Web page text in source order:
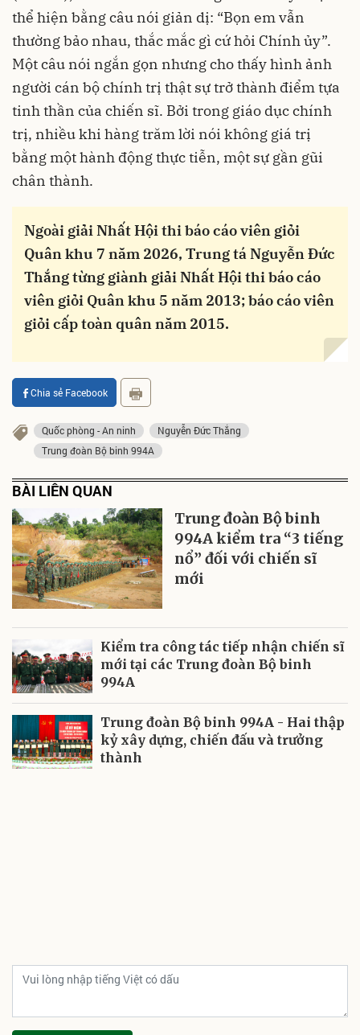
thể hiện bằng câu nói giản dị: “Bọn em vẫn
thường bảo nhau, thắc mắc gì cứ hỏi Chính ủy”.
Một câu nói ngắn gọn nhưng cho thấy hình ảnh
người cán bộ chính trị thật sự trở thành điểm tựa
tinh thần của chiến sĩ. Bởi trong giáo dục chính
trị, nhiều khi hàng trăm lời nói không giá trị
bằng một hành động thực tiễn, một sự gần gũi
chân thành.
Ngoài giải Nhất Hội thi báo cáo viên giỏi
Quân khu 7 năm 2026, Trung tá Nguyễn Đức
Thắng từng giành giải Nhất Hội thi báo cáo
viên giỏi Quân khu 5 năm 2013; báo cáo viên
giỏi cấp toàn quân năm 2015.
Chia sẻ Facebook
Quốc phòng - An ninh
Nguyễn Đức Thắng
Trung đoàn Bộ binh 994A
BÀI LIÊN QUAN
Trung đoàn Bộ binh
994A kiểm tra “3 tiếng
nổ” đối với chiến sĩ
mới
Kiểm tra công tác tiếp nhận chiến sĩ
mới tại các Trung đoàn Bộ binh
994A
Trung đoàn Bộ binh 994A - Hai thập
kỷ xây dựng, chiến đấu và trưởng
thành